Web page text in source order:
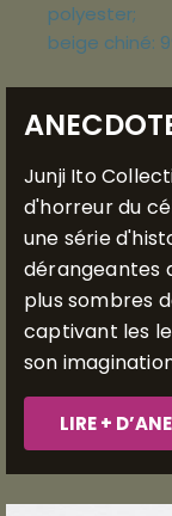
polyester;
beige chiné:
Junji Ito
d'horreur du
une série
dérangeantes
plus sombres
captivant les
son
LIRE +